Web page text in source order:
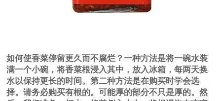
如何使香菜停留更久而不腐烂？一种方法是将一碗水装
满一个小碗，将香菜根浸入其中，放入冰箱，每两天换
水以保持更长的时间。第二种方法是在购买时学会选
择。请务必购买有根的。可能厚的部分不只是厚的。然